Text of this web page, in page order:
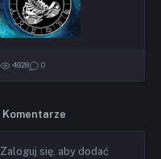
4928 0
Komentarze
Zaloguj się, aby dodać